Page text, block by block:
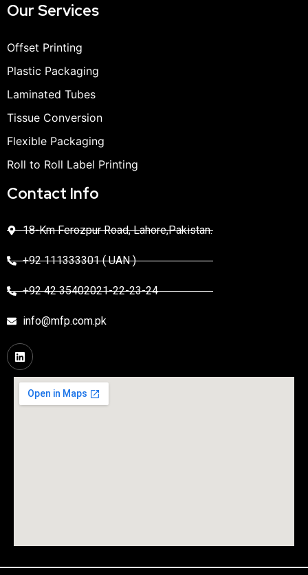
Our Services
Offset Printing
Plastic Packaging
Laminated Tubes
Tissue Conversion
Flexible Packaging
Roll to Roll Label Printing
Contact Info
18-Km Ferozpur Road, Lahore,Pakistan.
+92 111333301 ( UAN )
+92 42 35402021-22-23-24
info@mfp.com.pk